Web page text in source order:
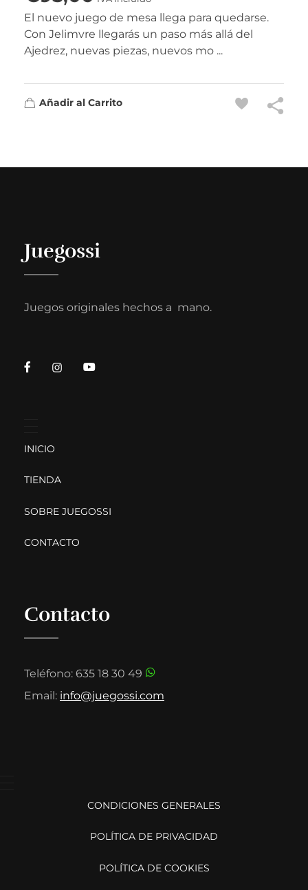
El nuevo juego de mesa llega para quedarse.
Con Jelimvre llegarás un paso más allá del
Ajedrez, nuevas piezas, nuevos mo ...
Añadir al Carrito
Juegossi
Juegos originales hechos a mano.
INICIO
TIENDA
SOBRE JUEGOSSI
CONTACTO
Contacto
Teléfono: 635 18 30 49
Email: info@juegossi.com
CONDICIONES GENERALES
POLÍTICA DE PRIVACIDAD
POLÍTICA DE COOKIES